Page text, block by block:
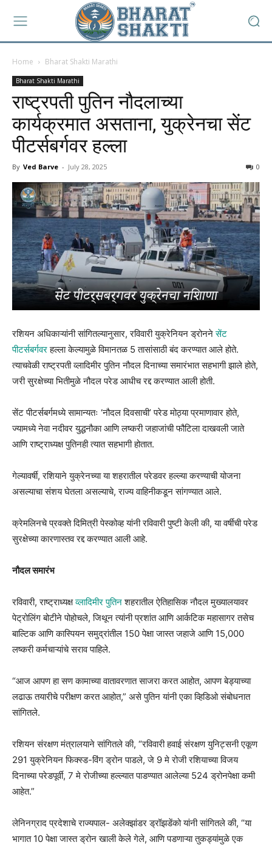
Home Bharat Shakti Marathi
Bharat Shakti Marathi
राष्ट्रपती पुतिन नौदलाच्या
कार्यक्रमात असताना, युक्रेनचा सेंट
पीटर्सबर्गवर हल्ला
By Ved Barve - July 28, 2025 0
रशियन अधिकाऱ्यांनी सांगितल्यानुसार, रविवारी युक्रेनियन ड्रोननेसेंट
पीटर्सबर्गवरहल्ला केल्यामुळे विमानतळ 5 तासांसाठी बंद करण्यात आले होते.
त्याचवेळी राष्ट्रपती व्लादिमीर पुतिन नौदल दिनाच्या समारंभात सहभागी झाले होते,
जरी सुरक्षेच्या भितीमुळे नौदल परेड आधीच रद्द करण्यात आली होती.
सेंट पीटर्सबर्गमध्ये सामान्यतः ‘नौदल दिवसाची’ परेड मोठ्या प्रमाणावार होते,
ज्यामध्येनेवा नदीवर युद्धनौका आणि लष्करी जहाजांची फौटिला दाखवली जाते
आणि राष्ट्राध्यक्ष पुतिनही त्यात सहभागी होतात.
गेल्यावर्षी, रशियाने युक्रेनच्या या शहरातील परेडवर हल्ल्या करण्याची योजना
असल्याचा संशय घेतला असल्याचे, राज्य वाहिनीकडून सांगण्यात आले.
क्रेमलिनचे प्रवक्ते दिमित्री पेस्कोव्ह यांनी रविवारी पुष्टी केली की, या वर्षीची परेड
सुरक्षेच्या कारणास्तव रद्द करण्यात आली आहे.
नौदल समारंभ
रविवारी, राष्ट्राध्यक्षव्लादिमीर पुतिनशहरातील ऐतिहासिक नौदल मुख्यालयावर
पेट्रोलिंग बोटीने पोहोचले, जिथून त्यांनी प्रशांत आणि आर्कटिक महासागर तसेच
बाल्टिक आणि कास्पियन समुद्रांतील 150 पेक्षा जास्त जहाजे आणि 15,000
लष्करी कर्मचाऱ्यांचे सराव पाहिले.
“आज आपण हा सण कामाच्या वातावरणात साजरा करत आहोत, आपण बेड्याच्या
लढाऊ तयारीचे परीक्षण करत आहोत,” असे पुतिन यांनी एका व्हिडिओ संबोधनात
सांगितले.
रशियन संरक्षण मंत्रालयाने सांगितले की, “रविवारी हवाई संरक्षण युनिट्सनी एकूण
291 युक्रेनियन फिक्स्ड-विंग ड्रोन पाडले, जे 9 मे रोजी रशियाच्या विजय
दिनाच्या परेडपूर्वी, 7 मे रोजीच्या हल्ल्यात पाडण्यात आलेल्या 524 ड्रोनपेक्षा कमी
आहेत.”
लेनिनग्राद प्रदेशाचे राज्यपाल- अलेक्झांडर ड्रॉझडेंको यांनी सांगितले की, “या
भागात 10 पेक्षा जास्त ड्रोन खाली केले गेले, आणि पडणाऱ्या तुकड्यांमुळे एक